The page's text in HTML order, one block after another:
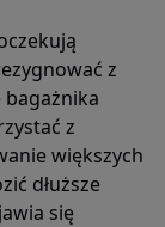
z
z
większych
dłuższe
się